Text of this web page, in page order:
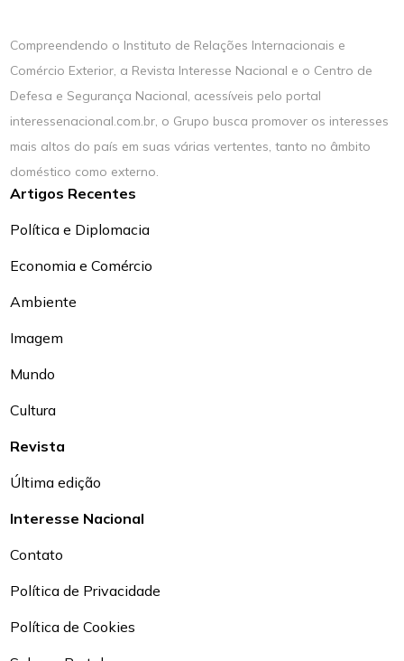
Compreendendo o Instituto de Relações Internacionais e
Comércio Exterior, a Revista Interesse Nacional e o Centro de
Defesa e Segurança Nacional, acessíveis pelo portal
interessenacional.com.br, o Grupo busca promover os interesses
mais altos do país em suas várias vertentes, tanto no âmbito
doméstico como externo.
Artigos Recentes
Política e Diplomacia
Economia e Comércio
Ambiente
Imagem
Mundo
Cultura
Revista
Última edição
Interesse Nacional
Contato
Política de Privacidade
Política de Cookies